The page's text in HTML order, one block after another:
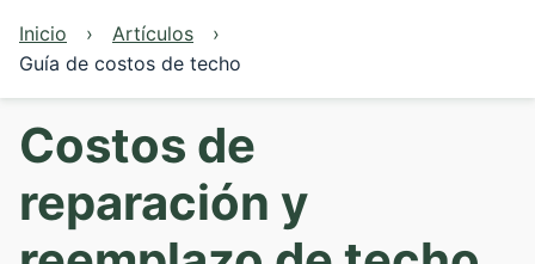
Inicio
Artículos
Guía de costos de techo
Costos de
reparación y